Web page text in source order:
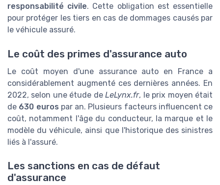
responsabilité civile. Cette obligation est essentielle
pour protéger les tiers en cas de dommages causés par
le véhicule assuré.
Le coût des primes d'assurance auto
Le coût moyen d'une assurance auto en France a
considérablement augmenté ces dernières années. En
2022, selon une étude deLeLynx.fr, le prix moyen était
de 630 euros par an. Plusieurs facteurs influencent ce
coût, notamment l'âge du conducteur, la marque et le
modèle du véhicule, ainsi que l'historique des sinistres
liés à l'assuré.
Les sanctions en cas de défaut
d'assurance